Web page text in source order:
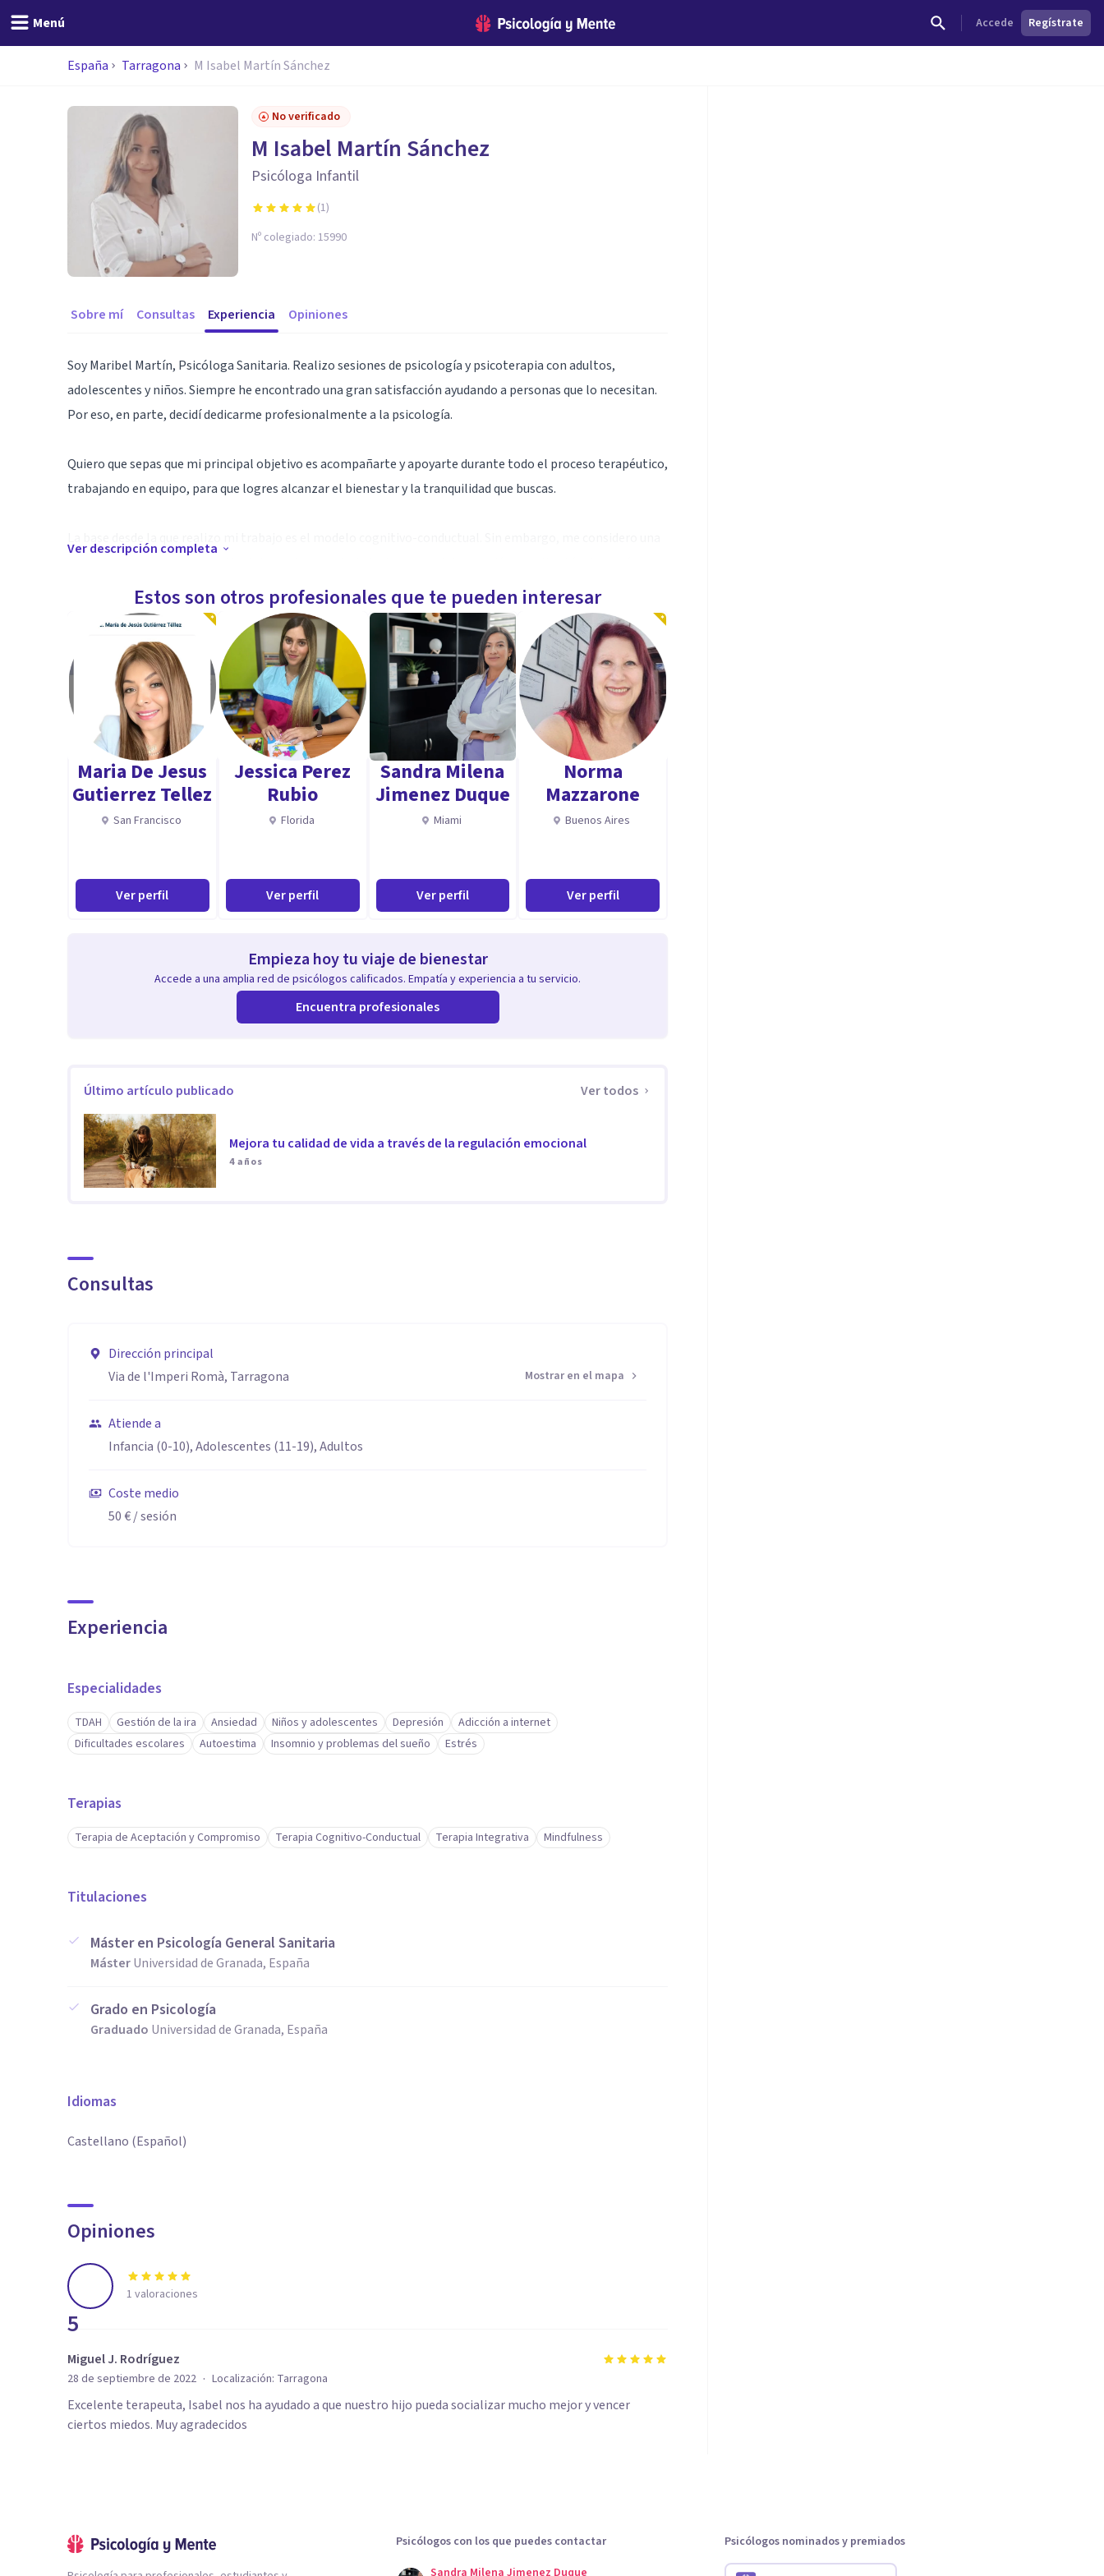
Menú Accede Regístrate
España Tarragona M Isabel Martín Sánchez
No verificado
M Isabel Martín Sánchez
Psicóloga Infantil
(1)
Nº colegiado: 15990
Sobre mí Consultas Experiencia Opiniones
Soy Maribel Martín, Psicóloga Sanitaria. Realizo sesiones de psicología y psicoterapia con adultos,
adolescentes y niños. Siempre he encontrado una gran satisfacción ayudando a personas que lo necesitan.
Por eso, en parte, decidí dedicarme profesionalmente a la psicología.
Quiero que sepas que mi principal objetivo es acompañarte y apoyarte durante todo el proceso terapéutico,
trabajando en equipo, para que logres alcanzar el bienestar y la tranquilidad que buscas.
adecuadas, procedentes de otros modelos (Mindfulness, Terapia de Aceptación y Compromiso, etc.), en
función del caso.
Especialidad
Si has llegado hasta aquí y estás pensando en iniciar dicho proceso (o ya has decidido/a a iniciarlo), ya has
dado un gran paso.
Un fuerte abrazo,
Maribel Martín.
Aptitudes
Cada una de las intervenciones son personalizadas, adaptadas y respetuosas con el ritmo y la necesidad de
cada persona que inicia este proceso terapéutico conmigo.
Ver descripción completa
Estos son otros profesionales que te pueden interesar
Maria De Jesus
Gutierrez Tellez
San Francisco
Ver perfil
Jessica Perez
Rubio
Florida
Ver perfil
Sandra Milena
Jimenez Duque
Miami
Ver perfil
Norma
Mazzarone
Buenos Aires
Ver perfil
Empieza hoy tu viaje de bienestar
Accede a una amplia red de psicólogos calificados. Empatía y experiencia a tu servicio.
Encuentra profesionales
Último artículo publicado Ver todos
Mejora tu calidad de vida a través de la regulación emocional
4 años
Consultas
Dirección principal
Via de l'Imperi Romà, Tarragona
Mostrar en el mapa
Atiende a
Infancia (0-10), Adolescentes (11-19), Adultos
Coste medio
50 €/ sesión
Experiencia
Especialidades
TDAH Gestión de la ira Ansiedad Niños y adolescentes Depresión
Adicción a internet
Dificultades escolares
Autoestima Insomnio y problemas del sueño Estrés
Terapias
Terapia de Aceptación y Compromiso Terapia Cognitivo-Conductual Terapia Integrativa Mindfulness
Titulaciones
Máster en Psicología General Sanitaria
MásterUniversidad de Granada, España
Grado en Psicología
Graduado Universidad de Granada, España
Idiomas
Castellano (Español)
Opiniones
5
1 valoraciones
Miguel J. Rodríguez
28 de septiembre de 2022 · Localización: Tarragona
Excelente terapeuta, Isabel nos ha ayudado a que nuestro hijo pueda socializar mucho mejor y vencer
ciertos miedos. Muy agradecidos
Psicólogos con los que puedes contactar
Psicólogos nominados y premiados